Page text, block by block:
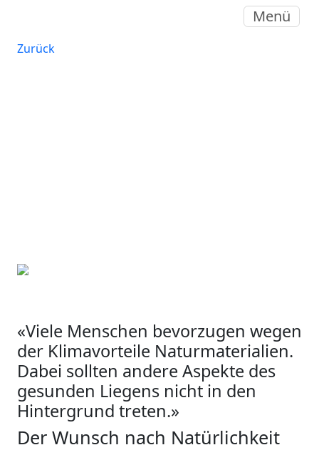
Menü
Zurück
«Viele Menschen bevorzugen wegen
der Klimavorteile Naturmaterialien.
Dabei sollten andere Aspekte des
gesunden Liegens nicht in den
Hintergrund treten.»
Der Wunsch nach Natürlichkeit